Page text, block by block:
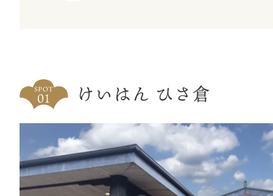
モデルコース
ビギナー向け
世界遺産・百舌鳥古市古墳コース
建築・アートを楽しむ
自然・景観を楽しむ
電車/車の旅
レジャー・スポーツ
グルメ
ショッピング
アート
歴史・文化
季節
大阪ローカル料理
大阪の食魅力・食材
特集
PICK UP
大阪のものづくり
おすすめ 映えスポット
発見！
けいはん ひさ倉